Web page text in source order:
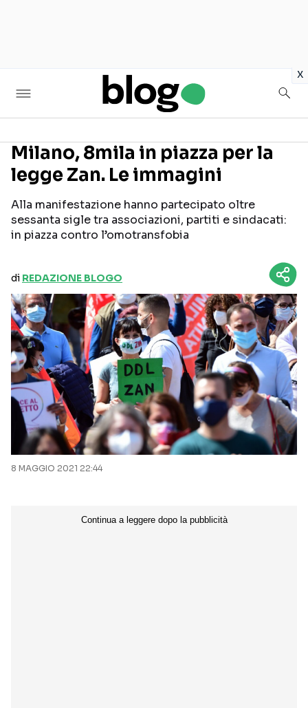
x
Seguici sui social
Milano, 8mila in piazza per la
legge Zan. Le immagini
Alla manifestazione hanno partecipato oltre
sessanta sigle tra associazioni, partiti e sindacati:
in piazza contro l’omotransfobia
di REDAZIONE BLOGO
8 MAGGIO 2021 22:44